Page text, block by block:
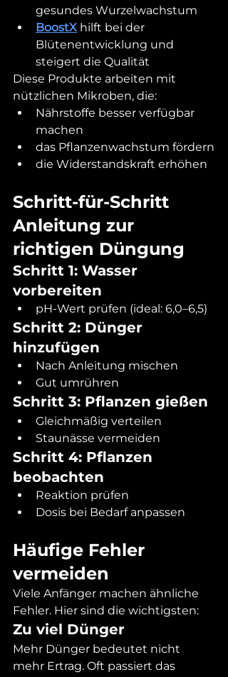
gesundes Wurzelwachstum
BoostX hilft bei der
Blütenentwicklung und
steigert die Qualität
Diese Produkte arbeiten mit
nützlichen Mikroben, die:
Nährstoffe besser verfügbar
machen
das Pflanzenwachstum fördern
die Widerstandskraft erhöhen
Schritt-für-Schritt
Anleitung zur
richtigen Düngung
Schritt 1: Wasser
vorbereiten
pH-Wert prüfen (ideal: 6,0–6,5)
Schritt 2: Dünger
hinzufügen
Nach Anleitung mischen
Gut umrühren
Schritt 3: Pflanzen gießen
Gleichmäßig verteilen
Staunässe vermeiden
Schritt 4: Pflanzen
beobachten
Reaktion prüfen
Dosis bei Bedarf anpassen
Häufige Fehler
vermeiden
Viele Anfänger machen ähnliche
Fehler. Hier sind die wichtigsten:
Zu viel Dünger
Mehr Dünger bedeutet nicht
mehr Ertrag. Oft passiert das